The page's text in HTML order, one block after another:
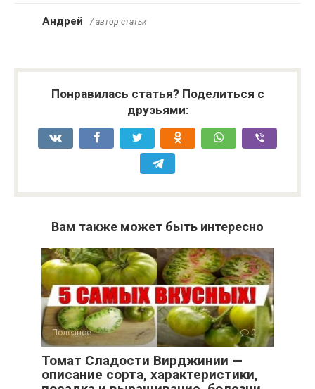
Андрей / автор статьи
Понравилась статья? Поделиться с
друзьями:
Вам также может быть интересно
Полезное 0
Томат Сладости Вирджинии —
описание сорта, характеристики,